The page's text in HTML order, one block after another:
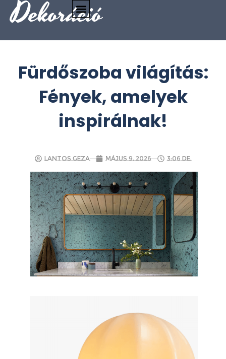
Dekoráció
Fürdőszoba világítás:
Fények, amelyek
inspirálnak!
Lantos Geza május 9, 2026 3:06 de.